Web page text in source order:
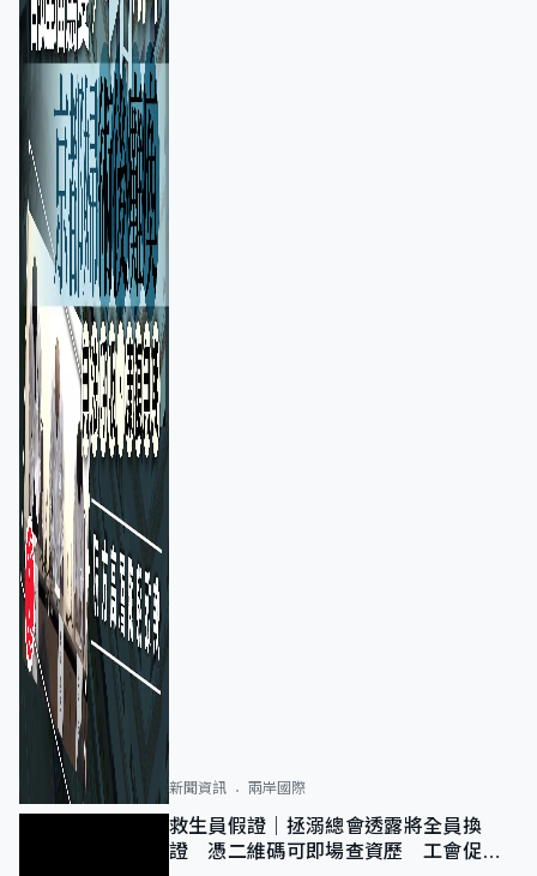
新聞資訊 兩岸國際
救生員假證｜拯溺總會透露將全員換
證 憑二維碼可即場查資歷 工會促加